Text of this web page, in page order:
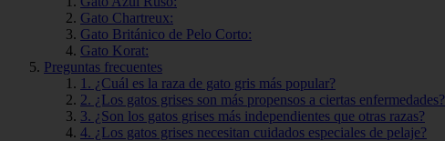
Gato Chartreux:
Gato Británico de Pelo Corto:
Gato Korat:
Preguntas frecuentes
1. ¿Cuál es la raza de gato gris más popular?
2. ¿Los gatos grises son más propensos a ciertas enfermedades?
3. ¿Son los gatos grises más independientes que otras razas?
4. ¿Los gatos grises necesitan cuidados especiales de pelaje?